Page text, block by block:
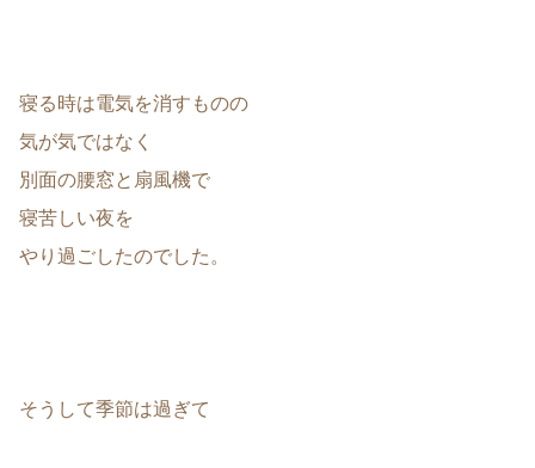
寝る時は電気を消すものの
気が気ではなく
別面の腰窓と扇風機で
寝苦しい夜を
やり過ごしたのでした。
そうして季節は過ぎて